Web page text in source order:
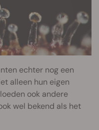
echter nog een
alleen hun eigen
ook andere
wel bekend als het